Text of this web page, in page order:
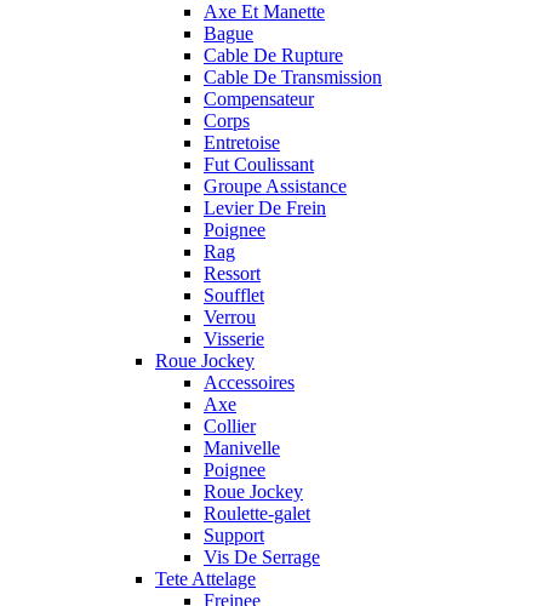
Axe Et Manette
Bague
Cable De Rupture
Cable De Transmission
Compensateur
Corps
Entretoise
Fut Coulissant
Groupe Assistance
Levier De Frein
Poignee
Rag
Ressort
Soufflet
Verrou
Visserie
Roue Jockey
Accessoires
Axe
Collier
Manivelle
Poignee
Roue Jockey
Roulette-galet
Support
Vis De Serrage
Tete Attelage
Freinee